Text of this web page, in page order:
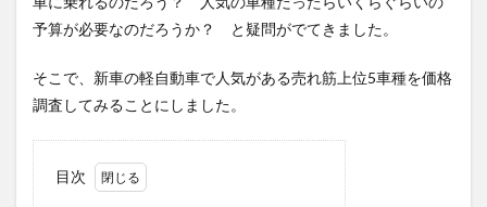
予算が必要なのだろうか？ と疑問がでてきました。
そこで、新車の軽自動車で人気がある売れ筋上位5車種を価格
調査してみることにしました。
目次